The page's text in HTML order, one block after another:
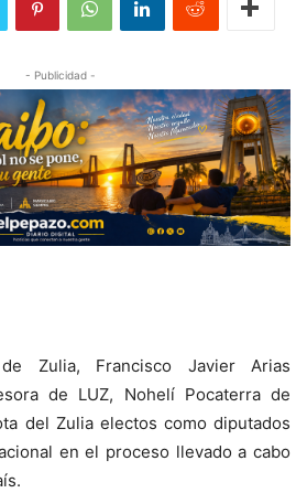
- Publicidad -
Zulia, Francisco Javier Arias
de LUZ, Nohelí Pocaterra de
del Zulia electos como diputados
en el proceso llevado a cabo